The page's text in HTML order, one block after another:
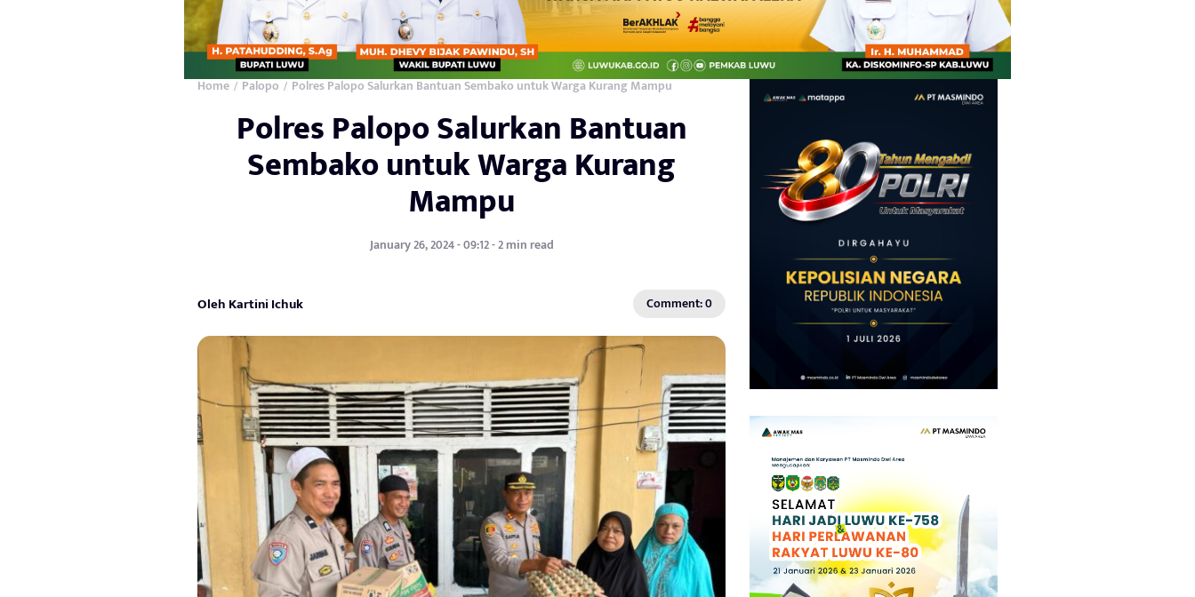
Home / Palopo / Polres Palopo Salurkan Bantuan Sembako untuk Warga Kurang Mampu
Polres Palopo Salurkan Bantuan
Sembako untuk Warga Kurang
Mampu
January 26, 2024 - 09:12 - 2 min read
Oleh Kartini Ichuk Comment: 0